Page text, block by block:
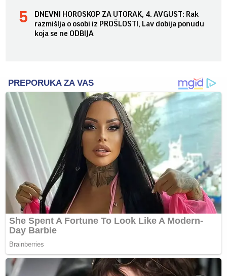
DNEVNI HOROSKOP ZA UTORAK, 4. AVGUST: Rak
razmišlja o osobi iz PROŠLOSTI, Lav dobija ponudu
koja se ne ODBIJA